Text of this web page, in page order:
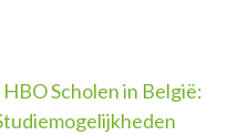
HBO Scholen in België: